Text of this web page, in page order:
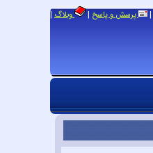
| پرسش و پاسخ | وبلاگ |